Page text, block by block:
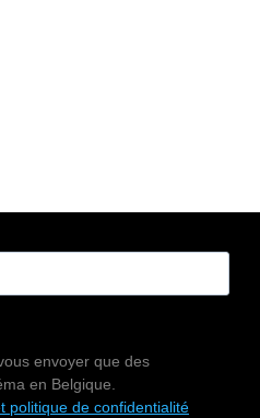
envoyer que des
en Belgique.
politique de confidentialité